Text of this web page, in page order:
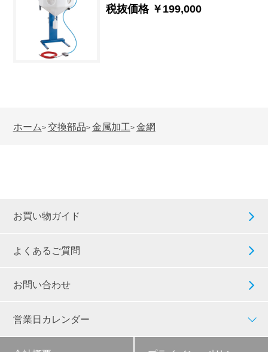
税抜価格 ￥199,000
ホーム> 交換部品> 金属加工> 金網
お買い物ガイド
よくあるご質問
お問い合わせ
営業日カレンダー